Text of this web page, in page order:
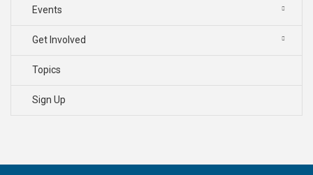
Events
Get Involved
Topics
Sign Up